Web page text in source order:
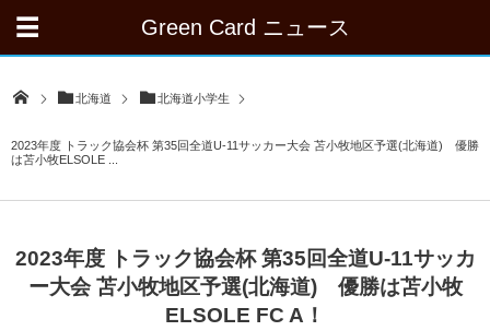
Green Card ニュース
北海道 北海道小学生
2023年度 トラック協会杯 第35回全道U-11サッカー大会 苫小牧地区予選(北海道) 優勝
は苫小牧ELSOLE ...
2023年度 トラック協会杯 第35回全道U-11サッカ
ー大会 苫小牧地区予選(北海道) 優勝は苫小牧
ELSOLE FC A！